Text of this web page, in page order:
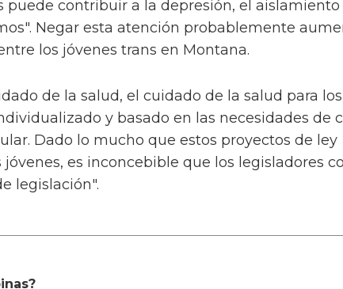
puede contribuir a la depresión, el aislamiento
Negar esta atención probablemente
los jóvenes trans en Montana.
de la salud, el cuidado de la salud para
y basado en las necesidades de
Dado lo mucho que estos proyectos de ley
es inconcebible que los legisladores
legislación".